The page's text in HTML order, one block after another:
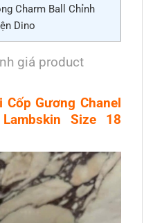
Charm Ball Chỉnh
Dino
giá product
Gương Chanel
Size 18